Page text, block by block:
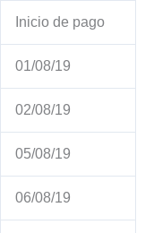
Inicio de pago
01/08/19
02/08/19
05/08/19
06/08/19